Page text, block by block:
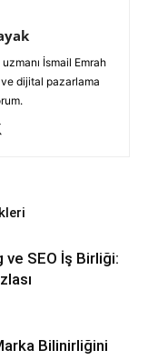
İsmail Emrah
dijital pazarlama
SEO İş Birliği:
Bilinirliğini